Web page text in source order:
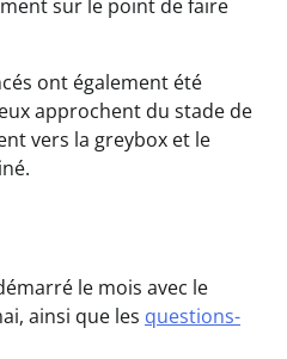
sur le point de faire
ont également été
approchent du stade de
vers la greybox et le
le mois avec le
ainsi que les questions-